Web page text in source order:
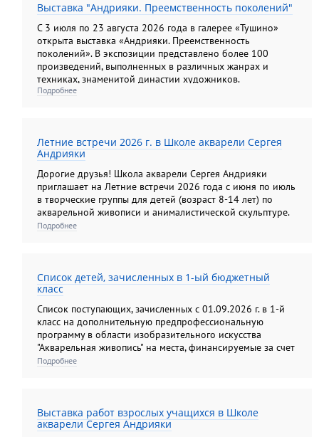
живопись"; " Колористический натюрморт";
изображения на бумаге"; "Композиционный портрет"
Выставка "Андрияки. Преемственность поколений"
С 3 июля по 23 августа 2026 года в галерее «Тушино»
открыта выставка «Андрияки. Преемственность
поколений». В экспозиции представлено более 100
произведений, выполненных в различных жанрах и
техниках, знаменитой династии художников.
Подробнее
Летние встречи 2026 г. в Школе акварели Сергея
Андрияки
Дорогие друзья! Школа акварели Сергея Андрияки
приглашает на Летние встречи 2026 года с июня по июль
в творческие группы для детей (возраст 8-14 лет) по
акварельной живописи и анималистической скульптуре.
Подробнее
Список детей, зачисленных в 1-ый бюджетный
класс
Список поступающих, зачисленных с 01.09.2026 г. в 1-й
класс на дополнительную предпрофессиональную
программу в области изобразительного искусства
"Акварельная живопись" на места, финансируемые за счет
средств федерального бюджета.
Подробнее
Выставка работ взрослых учащихся в Школе
акварели Сергея Андрияки